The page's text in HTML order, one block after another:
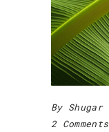
By Shugar
2 Comments